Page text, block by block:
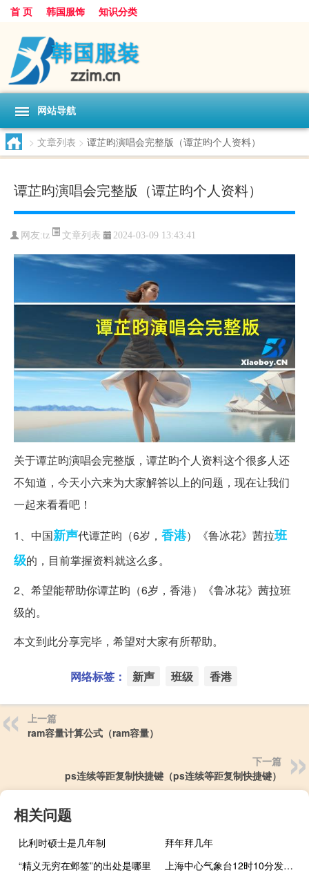
首 页 韩国服饰 知识分类
网站导航
> 文章列表 > 谭芷昀演唱会完整版（谭芷昀个人资料）
谭芷昀演唱会完整版（谭芷昀个人资料）
网友:tz 文章列表 2024-03-09 13:43:41
关于谭芷昀演唱会完整版，谭芷昀个人资料这个很多人还
不知道，今天小六来为大家解答以上的问题，现在让我们
一起来看看吧！
1、中国新声代谭芷昀（6岁， 香港）《鲁冰花》茜拉班
级的，目前掌握资料就这么多。
2、希望能帮助你谭芷昀（6岁，香港）《鲁冰花》茜拉班
级的。
本文到此分享完毕，希望对大家有所帮助。
网络标签： 新声 班级 香港
上一篇
ram容量计算公式（ram容量）
下一篇
ps连续等距复制快捷键（ps连续等距复制快捷键）
相关问题
比利时硕士是几年制
拜年拜几年
“精义无穷在邺签”的出处是哪里
上海中心气象台12时10分发布高温黄色预警